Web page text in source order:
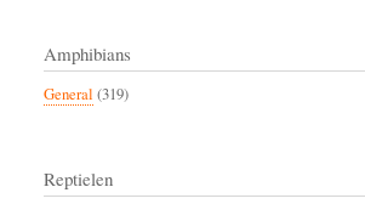
Amphibians
General (319)
Reptielen